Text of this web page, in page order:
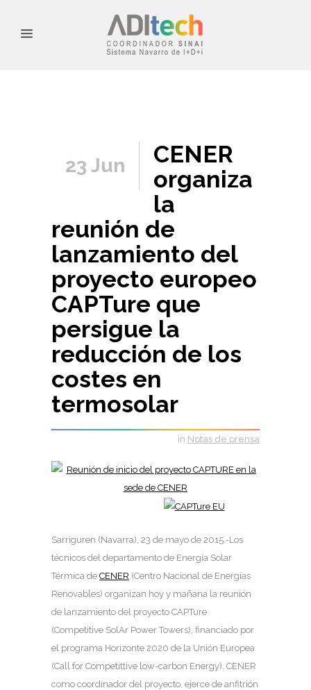
23 Jun
CENER
organiza
la
reunión de
lanzamiento del
proyecto europeo
CAPTure que
persigue la
reducción de los
costes en
termosolar
in Notas de prensa
Sarriguren (Navarra), 23 de mayo de 2015. -Los
técnicos del departamento de Energía Solar
Térmica de CENER (Centro Nacional de Energías
Renovables) organizan hoy y mañana la reunión
de lanzamiento del proyecto CAPTure
(Competitive SolAr Power Towers), financiado por
el programa Horizonte 2020 de la Unión Europea
(Call for Competittive low-carbon Energy). CENER
como coordinador del proyecto, ejerce de anfitrión